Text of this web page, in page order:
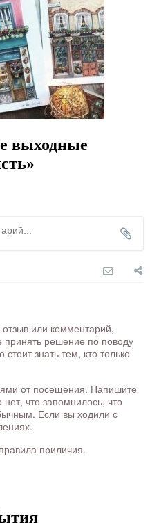
выходные
или комментарий,
решение по поводу
знать тем, кто только
от посещения. Напишите
что запомнилось, что
Если вы ходили с
приличия.